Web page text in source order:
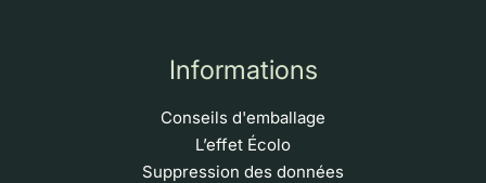
Informations
Conseils d'emballage
L’effet Écolo
Suppression des données